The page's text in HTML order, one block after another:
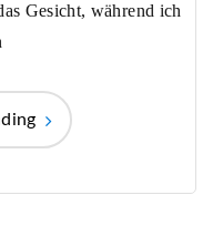
Gesicht, während ich